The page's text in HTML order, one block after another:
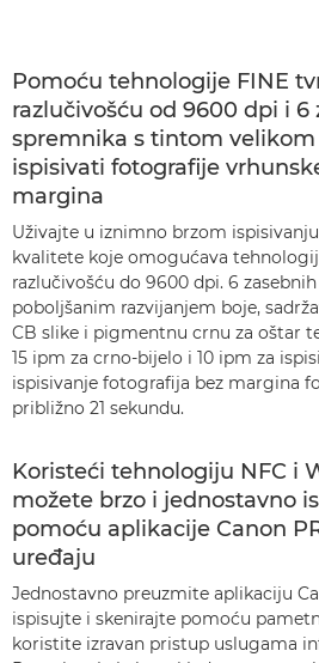
Pomoću tehnologije FINE
razlučivošću od 9600 dpi i 6
spremnika s tintom
ispisivati fotografije
margina
Uživajte u iznimno brzom
kvalitete koje omogućava
razlučivošću do 9600 dpi. 6
poboljšanim razvijanjem boje,
CB slike i pigmentnu crnu za oštar
15 ipm za crno-bijelo i 10 ipm za
ispisivanje fotografija bez margina
približno 21 sekundu.
Koristeći tehnologiju NFC i
možete brzo i jednostavno
pomoću aplikacije Canon
uređaju
Jednostavno preuzmite aplikaciju
ispisujte i skenirajte pomoću
koristite izravan pristup uslugama